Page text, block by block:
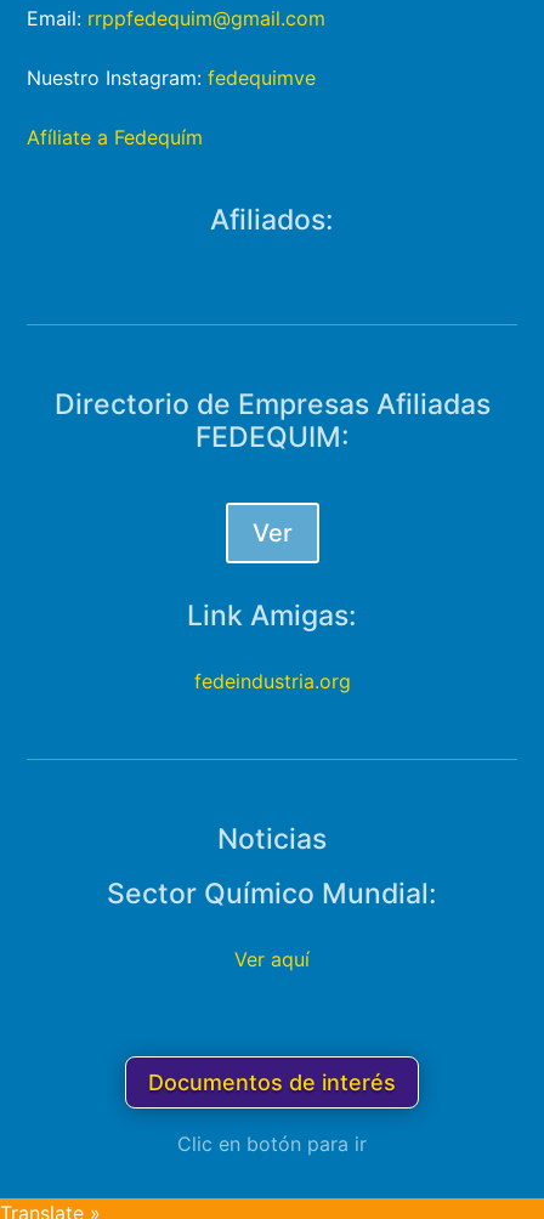
Email: rrppfedequim@gmail.com
Nuestro Instagram:fedequimve
Afíliate a Fedequím
Afiliados:
Directorio de Empresas Afiliadas
FEDEQUIM:
Ver
Link Amigas:
fedeindustria.org
Noticias
Sector Químico Mundial:
Ver aquí
Documentos de interés
Clic en botón para ir
Translate »